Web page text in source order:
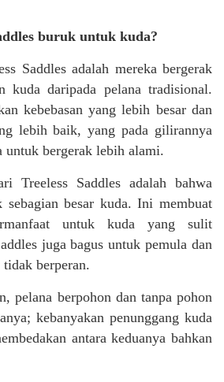
buruk untuk kuda?
Saddles adalah mereka bergerak
kuda daripada pelana tradisional.
kebebasan yang lebih besar dan
lebih baik, yang pada gilirannya
untuk bergerak lebih alami.
Treeless Saddles adalah bahwa
sebagian besar kuda. Ini membuat
untuk kuda yang sulit
juga bagus untuk pemula dan
tidak berperan.
pelana berpohon dan tanpa pohon
kebanyakan penunggang kuda
antara keduanya bahkan